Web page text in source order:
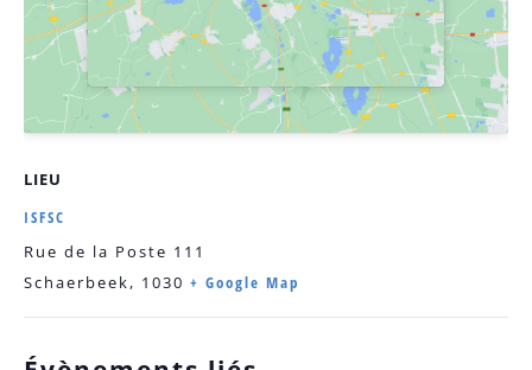
LIEU
ISFSC
Rue de la Poste 111
Schaerbeek, 1030 + Google Map